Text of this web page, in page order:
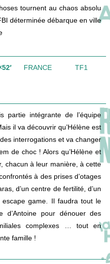
tournent au chaos absolu
déterminée débarque en ville
FRANCE TF1
partie intégrante de l’équipe
il va découvrir qu’Hélène est
interrogations et va changer
de choc ! Alors qu’Hélène et
chacun à leur manière, à cette
à des prises d’otages
d’un centre de fertilité, d’un
escape game. Il faudra tout le
d’Antoine pour dénouer des
complexes … tout en
famille !